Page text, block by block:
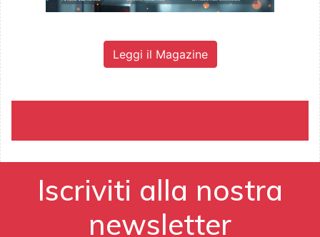
Leggi il Magazine
Iscriviti alla nostra
newsletter